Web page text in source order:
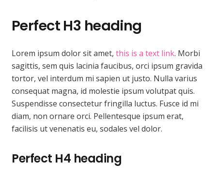
Perfect H3 heading
Lorem ipsum dolor sit amet, this is a text link. Morbi
sagittis, sem quis lacinia faucibus, orci ipsum gravida
tortor, vel interdum mi sapien ut justo. Nulla varius
consequat magna, id molestie ipsum volutpat quis.
Suspendisse consectetur fringilla luctus. Fusce id mi
diam, non ornare orci. Pellentesque ipsum erat,
facilisis ut venenatis eu, sodales vel dolor.
Perfect H4 heading